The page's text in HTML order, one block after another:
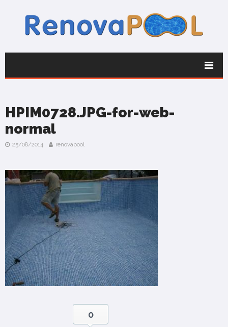
HPIM0728.JPG-for-web-
normal
25/08/2014 renovapool
0